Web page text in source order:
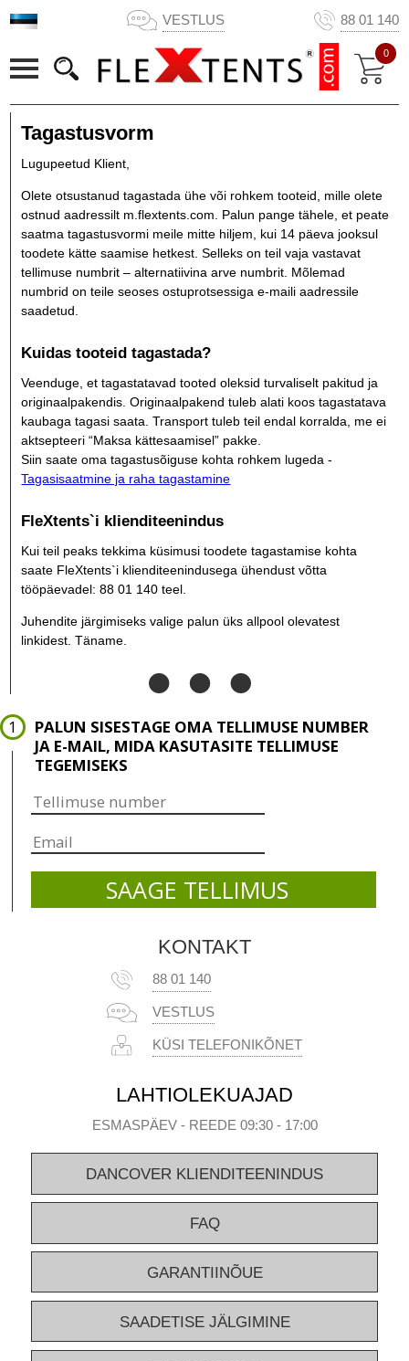
VESTLUS 88 01 140
0
Tagastusvorm
Lugupeetud Klient,
Olete otsustanud tagastada ühe või rohkem tooteid, mille olete
ostnud aadressilt m.flextents.com. Palun pange tähele, et peate
saatma tagastusvormi meile mitte hiljem, kui 14 päeva jooksul
toodete kätte saamise hetkest. Selleks on teil vaja vastavat
tellimuse numbrit – alternatiivina arve numbrit. Mõlemad
numbrid on teile seoses ostuprotsessiga e-maili aadressile
saadetud.
Kuidas tooteid tagastada?
Veenduge, et tagastatavad tooted oleksid turvaliselt pakitud ja
originaalpakendis. Originaalpakend tuleb alati koos tagastatava
kaubaga tagasi saata. Transport tuleb teil endal korralda, me ei
aktsepteeri “Maksa kättesaamisel” pakke.
Siin saate oma tagastusõiguse kohta rohkem lugeda -
Tagasisaatmine ja raha tagastamine
FleXtents`i klienditeenindus
Kui teil peaks tekkima küsimusi toodete tagastamise kohta
saate FleXtents`i klienditeenindusega ühendust võtta
tööpäevadel:88 01 140 teel.
Juhendite järgimiseks valige palun üks allpool olevatest
linkidest. Täname.
PALUN SISESTAGE OMA TELLIMUSE NUMBER
JA E-MAIL, MIDA KASUTASITE TELLIMUSE
TEGEMISEKS
KONTAKT
88 01 140
VESTLUS
KÜSI TELEFONIKÕNET
LAHTIOLEKUAJAD
ESMASPÄEV - REEDE 09:30 - 17:00
DANCOVER KLIENDITEENINDUS
FAQ
GARANTIINÕUE
SAADETISE JÄLGIMINE